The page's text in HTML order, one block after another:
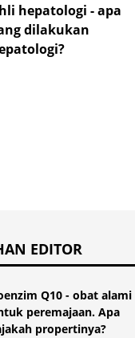
hepatologi - apa
dilakukan
EDITOR
Q10 - obat alami
peremajaan. Apa
propertinya?